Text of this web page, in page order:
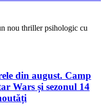
nou thriller psihologic cu
din august. Camp
Wars și sezonul 14